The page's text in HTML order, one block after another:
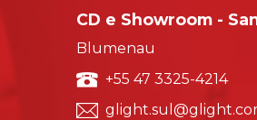
CD e Showroom -
Blumenau
+55 47 3325-4214